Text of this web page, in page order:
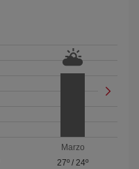
Marzo
27º /24º